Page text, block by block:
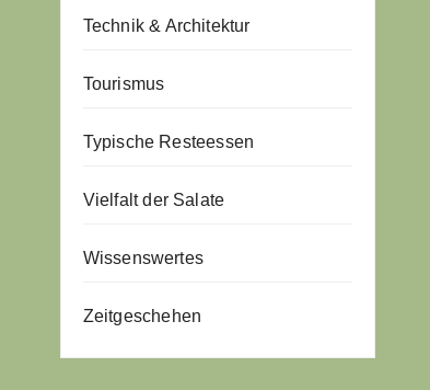
Technik & Architektur
Tourismus
Typische Resteessen
Vielfalt der Salate
Wissenswertes
Zeitgeschehen